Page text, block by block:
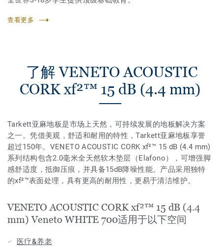
查看更多
了解 VENETO ACOUSTIC
CORK xf²™ 15 dB (4.4 mm)
Tarkett亚麻地板是市场上天然，可持续发展的地板解决方案
之一。凭借美观，舒适和耐用的特性，Tarkett亚麻地板享誉
超过150年。VENETO ACOUSTIC CORK xf²™ 15 dB (4.4 mm)
系列结构包含2.0毫米全天然软木垫层（Elafono），可增强脚
感舒适度，抵御压痕，并具备15dB降噪性能。产品采用独特
的xf²™表面处理，具有更高的耐用性，更易于清洁维护。
VENETO ACOUSTIC CORK xf²™ 15 dB (4.4
mm) Veneto WHITE 700适用于以下空间
医疗&养老